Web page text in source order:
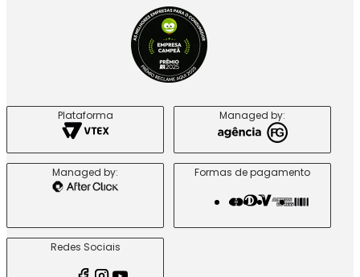
Plataforma Managed by:
Managed by: Formas de pagamento
Redes Sociais